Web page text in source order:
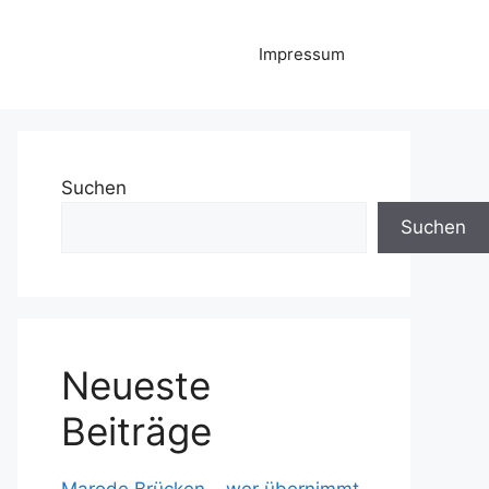
Impressum
Suchen
Suchen
Neueste
Beiträge